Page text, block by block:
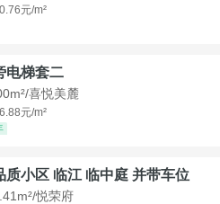
元/m²
电梯套二
喜悦美麓
元/m²
质小区 临江 临中庭 并带车位
悦荣府